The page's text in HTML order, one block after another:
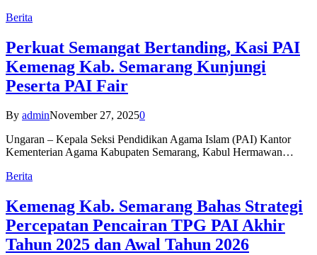
Berita
Perkuat Semangat Bertanding, Kasi PAI
Kemenag Kab. Semarang Kunjungi
Peserta PAI Fair
By adminNovember 27, 20250
Ungaran – Kepala Seksi Pendidikan Agama Islam (PAI) Kantor
Kementerian Agama Kabupaten Semarang, Kabul Hermawan…
Berita
Kemenag Kab. Semarang Bahas Strategi
Percepatan Pencairan TPG PAI Akhir
Tahun 2025 dan Awal Tahun 2026